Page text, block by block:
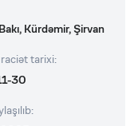
Kürdəmir, Şirvan
tarixi:
30
: